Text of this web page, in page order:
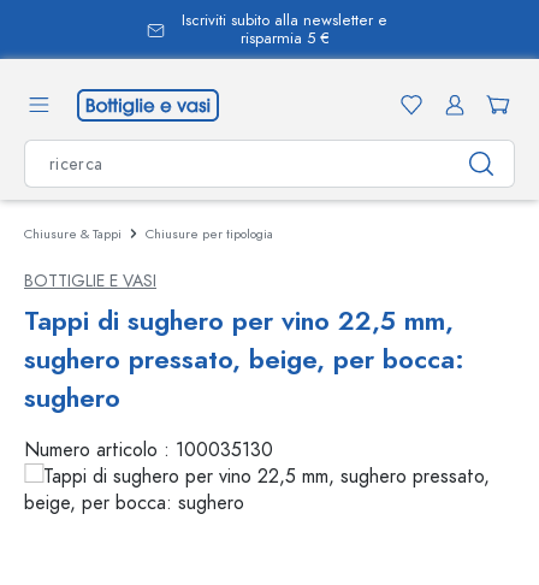
Iscriviti subito alla newsletter e
risparmia 5 €
Chiusure & Tappi Chiusure per tipologia
BOTTIGLIE E VASI
Tappi di sughero per vino 22,5 mm,
sughero pressato, beige, per bocca:
sughero
Numero articolo : 100035130